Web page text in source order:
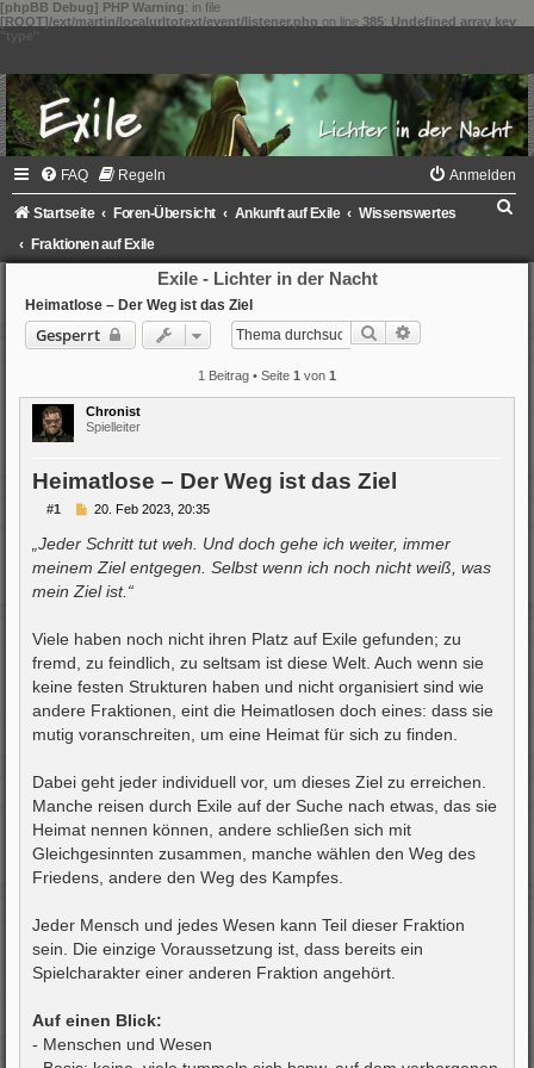
[phpBB Debug] PHP Warning: in file
[ROOT]/ext/martin/localurltotext/event/listener.php on line 385: Undefined array key
FAQ Regeln Anmelden
Startseite Foren-Übersicht Ankunft auf Exile
Wissenswertes
Fraktionen auf Exile
Exile - Lichter in der Nacht
Heimatlose – Der Weg ist das Ziel
Gesperrt Suche
1 Beitrag • Seite 1 von 1
Chronist
Spielleiter
Heimatlose – Der Weg ist das Ziel
#1
B
i
t
r
a
g
20. Feb 2023, 20:35
„Jeder Schritt tut weh. Und doch gehe ich weiter, immer
meinem Ziel entgegen. Selbst wenn ich noch nicht weiß, was
mein Ziel ist.“
Viele haben noch nicht ihren Platz auf Exile gefunden; zu
fremd, zu feindlich, zu seltsam ist diese Welt. Auch wenn sie
keine festen Strukturen haben und nicht organisiert sind wie
andere Fraktionen, eint die Heimatlosen doch eines: dass sie
mutig voranschreiten, um eine Heimat für sich zu finden.
Dabei geht jeder individuell vor, um dieses Ziel zu erreichen.
Manche reisen durch Exile auf der Suche nach etwas, das sie
Heimat nennen können, andere schließen sich mit
Gleichgesinnten zusammen, manche wählen den Weg des
Friedens, andere den Weg des Kampfes.
Jeder Mensch und jedes Wesen kann Teil dieser Fraktion
sein. Die einzige Voraussetzung ist, dass bereits ein
Spielcharakter einer anderen Fraktion angehört.
Auf einen Blick:
- Menschen und Wesen